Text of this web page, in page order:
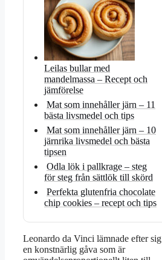
Leilas bullar med
mandelmassa – Recept och
jämförelse
Mat som innehåller järn – 11
bästa livsmedel och tips
Mat som innehåller järn – 10
järnrika livsmedel och bästa
tipsen
Odla lök i pallkrage – steg
för steg från sättlök till skörd
Perfekta glutenfria chocolate
chip cookies – recept och tips
Leonardo da Vinci lämnade efter sig
en konstnärlig gåva som är